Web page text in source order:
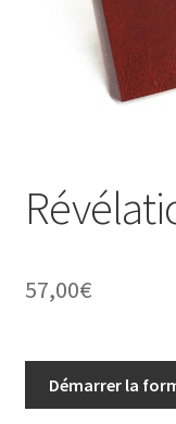
57,00€
Démarrer la